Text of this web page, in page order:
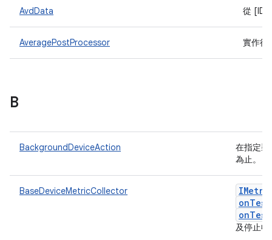
AvdData 從
AveragePostProcessor 實作後
B
BackgroundDeviceAction
在指定裝
為止。
BaseDeviceMetricCollector
及停止